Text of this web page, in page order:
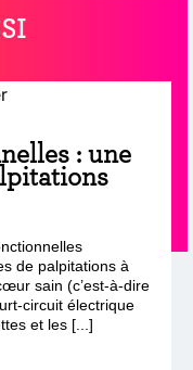
: une
de palpitations à
sain (c’est-à-dire
circuit électrique
et les [...]